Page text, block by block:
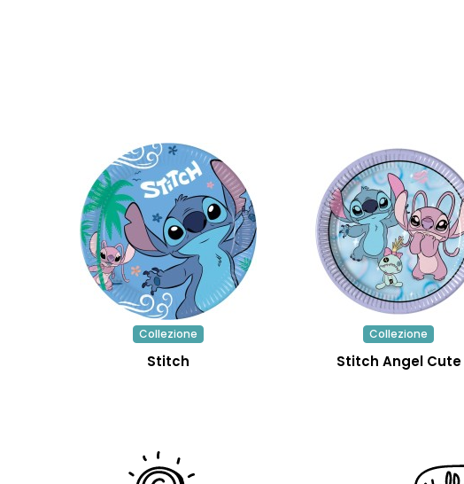
Collezione
Stitch
Collezione
Stitch Angel Cute